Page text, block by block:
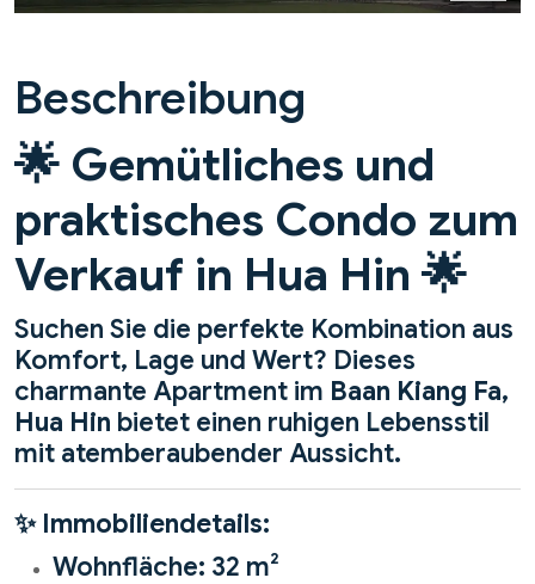
Beschreibung
🌟 Gemütliches und
praktisches Condo zum
Verkauf in Hua Hin 🌟
Suchen Sie die perfekte Kombination aus
Komfort, Lage und Wert? Dieses
charmante Apartment im Baan Kiang Fa,
Hua Hin bietet einen ruhigen Lebensstil
mit atemberaubender Aussicht.
✨ Immobiliendetails:
Wohnfläche: 32 m²